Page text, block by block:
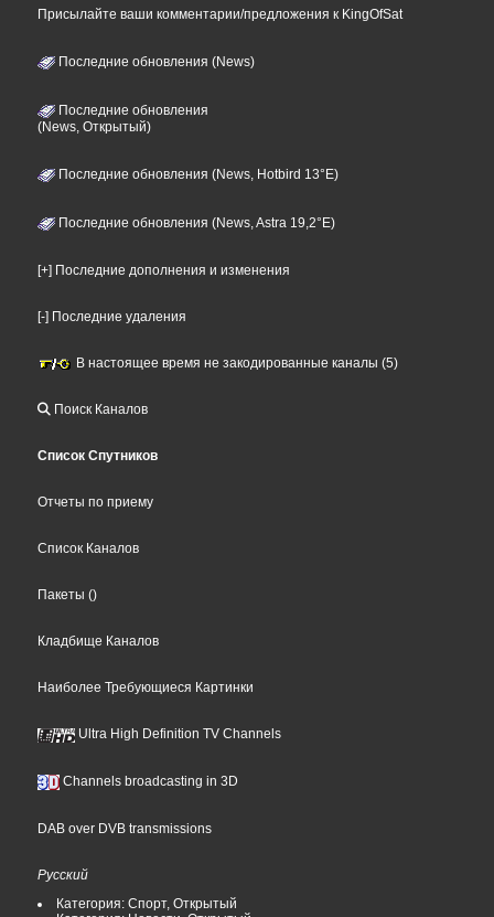
Присылайте ваши комментарии/предложения к KingOfSat
Последние обновления (News)
Последние обновления
(News, Открытый)
Последние обновления (News, Hotbird 13°E)
Последние обновления (News, Astra 19,2°E)
[+] Последние дополнения и изменения
[-] Последние удаления
В настоящее время не закодированные каналы (5)
Поиск Каналов
Список Спутников
Отчеты по приему
Список Каналов
Пакеты ()
Кладбище Каналов
Наиболее Требующиеся Картинки
Ultra High Definition TV Channels
Channels broadcasting in 3D
DAB over DVB transmissions
Русский
Категория: Спорт, Открытый